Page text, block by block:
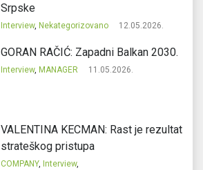
Srpske
Interview, Nekategorizovano 12.05.2026.
GORAN RAČIĆ: Zapadni Balkan 2030.
Interview, MANAGER 11.05.2026.
VALENTINA KECMAN: Rast je rezultat
strateškog pristupa
COMPANY, Interview,